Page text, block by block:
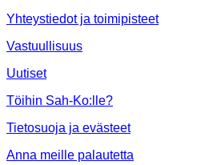
Yhteystiedot ja toimipisteet
Vastuullisuus
Uutiset
Töihin Sah-Ko:lle?
Tietosuoja ja evästeet
Anna meille palautetta